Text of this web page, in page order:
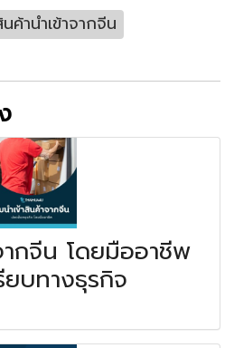
ค้านำเข้าจากจีน
ากจีน โดยมืออาชีพ
ยบทางธุรกิจ